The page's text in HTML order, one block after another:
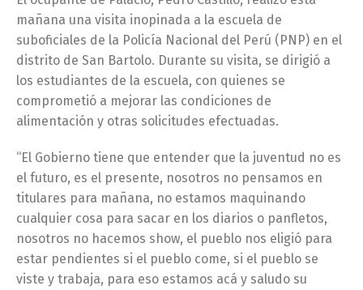
mañana una visita inopinada a la escuela de
suboficiales de la Policía Nacional del Perú (PNP) en el
distrito de San Bartolo. Durante su visita, se dirigió a
los estudiantes de la escuela, con quienes se
comprometió a mejorar las condiciones de
alimentación y otras solicitudes efectuadas.
“El Gobierno tiene que entender que la juventud no es
el futuro, es el presente, nosotros no pensamos en
titulares para mañana, no estamos maquinando
cualquier cosa para sacar en los diarios o panfletos,
nosotros no hacemos show, el pueblo nos eligió para
estar pendientes si el pueblo come, si el pueblo se
viste y trabaja, para eso estamos acá y saludo su